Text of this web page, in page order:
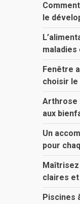
le
maladies
Fenêtre
choisir le
Arthrose
aux
Un
pour
claires
Piscines